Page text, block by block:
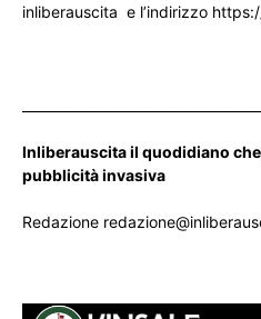
inliberauscita e l’indirizzo
Inliberauscita il quodidiano
pubblicità invasiva
Redazione